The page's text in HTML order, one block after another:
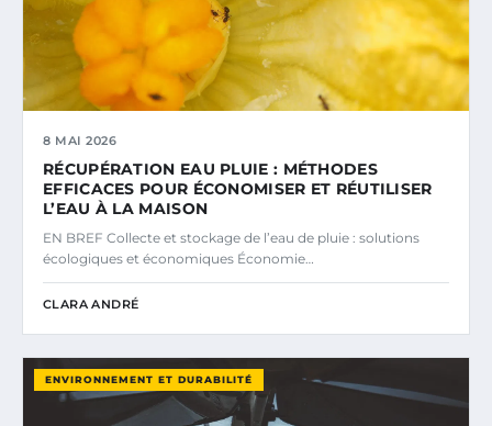
8 MAI 2026
RÉCUPÉRATION EAU PLUIE : MÉTHODES
EFFICACES POUR ÉCONOMISER ET RÉUTILISER
L’EAU À LA MAISON
EN BREF Collecte et stockage de l’eau de pluie : solutions
écologiques et économiques Économie…
CLARA ANDRÉ
ENVIRONNEMENT ET DURABILITÉ